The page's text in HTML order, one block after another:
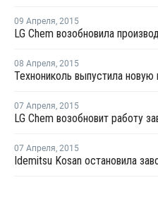
09 Апреля, 2015
08 Апреля, 2015
07 Апреля, 2015
07 Апреля, 2015